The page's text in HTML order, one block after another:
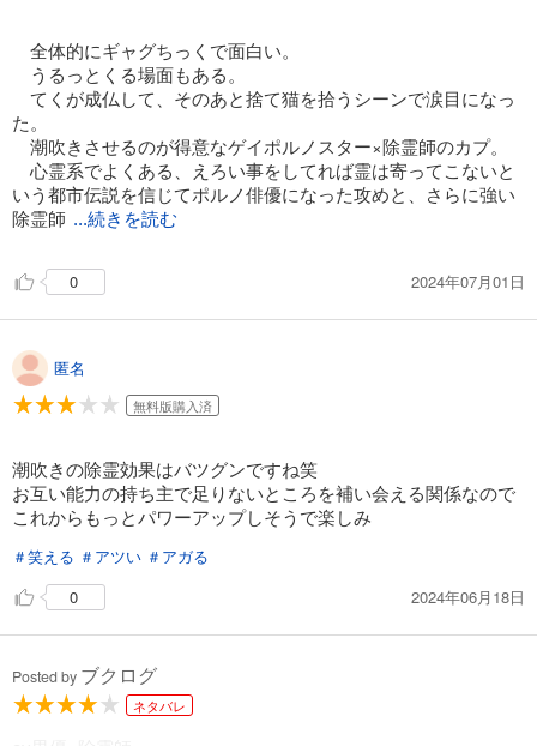
全体的にギャグちっくで面白い。
うるっとくる場面もある。
てくが成仏して、そのあと捨て猫を拾うシーンで涙目になっ
た。
潮吹きさせるのが得意なゲイポルノスター×除霊師のカプ。
心霊系でよくある、えろい事をしてれば霊は寄ってこないと
いう都市伝説を信じてポルノ俳優になった攻めと、さらに強い
除霊師 ...続きを読む
0 2024年07月01日
匿名
無料版購入済
潮吹きの除霊効果はバツグンですね笑
お互い能力の持ち主で足りないところを補い会える関係なので
これからもっとパワーアップしそうで楽しみ
＃笑える ＃アツい ＃アガる
0
2024年06月18日
Posted by ブクログ
ネタバレ